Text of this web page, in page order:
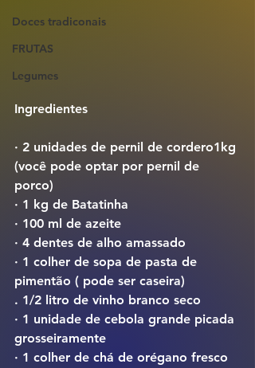
Doces tradiconais
FRUTAS
Legumes
Ingredientes
· 2 unidades de pernil de cordero1kg
(você pode optar por pernil de
porco)
· 1 kg de Batatinha
· 100 ml de azeite
· 4 dentes de alho amassado
· 1 colher de sopa de pasta de
pimentão ( pode ser caseira)
. 1/2 litro de vinho branco seco
· 1 unidade de cebola grande picada
grosseiramente
· 1 colher de chá de orégano fresco